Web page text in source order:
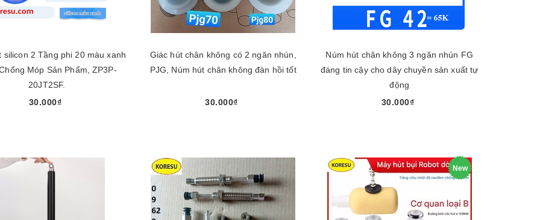
silicon 2 Tầng phi 20 màu xanh
Móp Sản Phẩm, ZP3P-
20JT2SF.
30.000₫
Giác hút chân không có 2 ngăn nhún,
PJG, Núm hút chân không đàn hồi tốt
30.000₫
Núm hút chân không 3 ngăn nhún FG
đáng tin cậy cho dây chuyền sản xuất tự
động
30.000₫
New